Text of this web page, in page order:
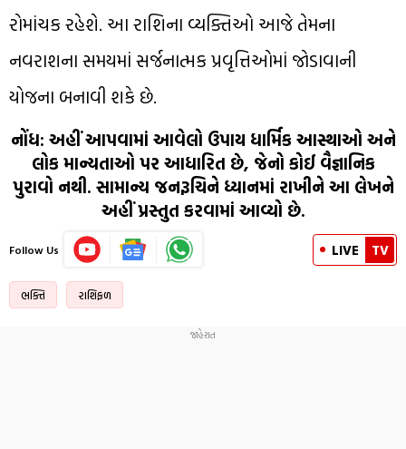
રોમાંચક રહેશે. આ રાશિના વ્યક્તિઓ આજે તેમના
નવરાશના સમયમાં સર્જનાત્મક પ્રવૃત્તિઓમાં જોડાવાની
યોજના બનાવી શકે છે.
નોંધ: અહીં આપવામાં આવેલો ઉપાય ધાર્મિક આસ્થાઓ અને
લોક માન્યતાઓ પર આધારિત છે, જેનો કોઈ વૈજ્ઞાનિક
પુરાવો નથી. સામાન્ય જનરૂચિને ધ્યાનમાં રાખીને આ લેખને
અહીં પ્રસ્તુત કરવામાં આવ્યો છે.
Follow Us LIVE TV
ભક્તિ રાશિફળ